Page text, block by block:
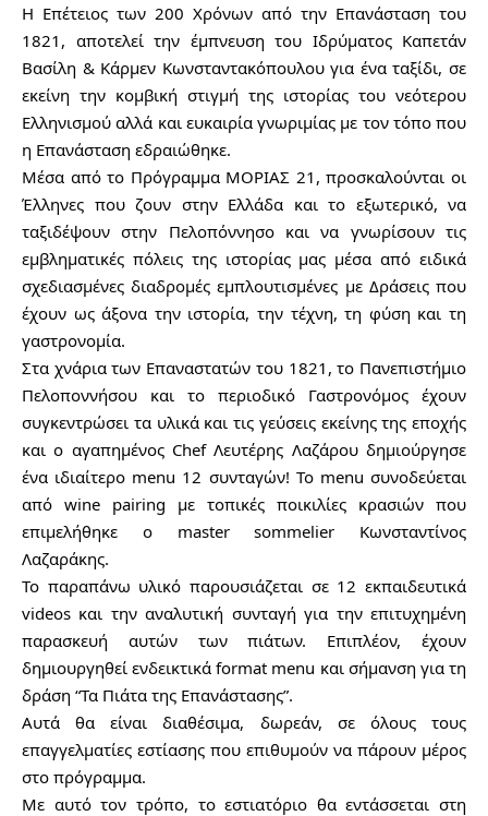
Η Επέτειος των 200 Χρόνων από την Επανάσταση του
1821, αποτελεί την έμπνευση του Ιδρύματος Καπετάν
Βασίλη & Κάρμεν Κωνσταντακόπουλου για ένα ταξίδι, σε
εκείνη την κομβική στιγμή της ιστορίας του νεότερου
Ελληνισμού αλλά και ευκαιρία γνωριμίας με τον τόπο που
η Επανάσταση εδραιώθηκε.
Μέσα από το Πρόγραμμα ΜΟΡΙΑΣ 21, προσκαλούνται οι
Έλληνες που ζουν στην Ελλάδα και το εξωτερικό, να
ταξιδέψουν στην Πελοπόννησο και να γνωρίσουν τις
εμβληματικές πόλεις της ιστορίας μας μέσα από ειδικά
σχεδιασμένες διαδρομές εμπλουτισμένες με Δράσεις που
έχουν ως άξονα την ιστορία, την τέχνη, τη φύση και τη
γαστρονομία.
Στα χνάρια των Επαναστατών του 1821, το Πανεπιστήμιο
Πελοποννήσου και το περιοδικό Γαστρονόμος έχουν
συγκεντρώσει τα υλικά και τις γεύσεις εκείνης της εποχής
και ο αγαπημένος Chef Λευτέρης Λαζάρου δημιούργησε
ένα ιδιαίτερο menu 12 συνταγών! Το menu συνοδεύεται
από wine pairing με τοπικές ποικιλίες κρασιών που
επιμελήθηκε ο master sommelier Κωνσταντίνος
Λαζαράκης.
Το παραπάνω υλικό παρουσιάζεται σε 12 εκπαιδευτικά
videos και την αναλυτική συνταγή για την επιτυχημένη
παρασκευή αυτών των πιάτων. Επιπλέον, έχουν
δημιουργηθεί ενδεικτικά format menu και σήμανση για τη
δράση “Τα Πιάτα της Επανάστασης”.
Αυτά θα είναι διαθέσιμα, δωρεάν, σε όλους τους
επαγγελματίες εστίασης που επιθυμούν να πάρουν μέρος
στο πρόγραμμα.
Με αυτό τον τρόπο, το εστιατόριο θα εντάσσεται στη